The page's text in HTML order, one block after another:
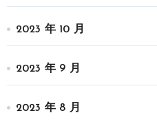
2023 年 10 月
2023 年 9 月
2023 年 8 月